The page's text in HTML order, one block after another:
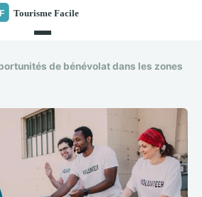
de bénévolat dans les zones